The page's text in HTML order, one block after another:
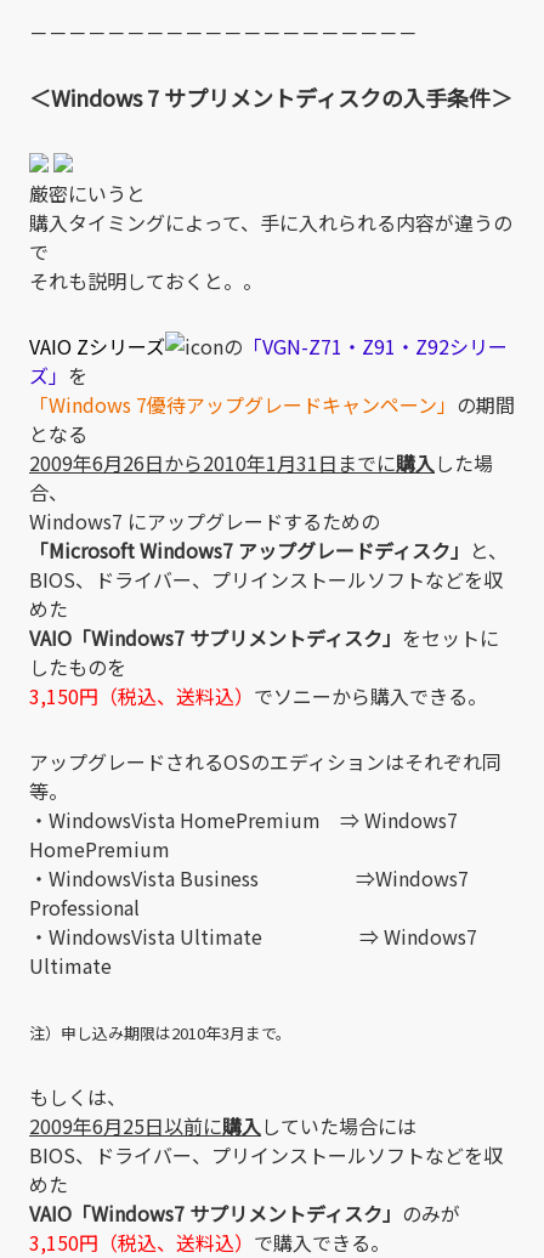
－－－－－－－－－－－－－－－－－－－－
＜Windows 7 サプリメントディスクの入手条件＞
厳密にいうと
購入タイミングによって、手に入れられる内容が違うの
で
それも説明しておくと。。
VAIO Zシリーズ の 「VGN-Z71・Z91・Z92シリー
ズ」 を
「Windows 7優待アップグレードキャンペーン」 の期間
となる
2009年6月26日から2010年1月31日までに購入 した場
合、
Windows7 にアップグレードするための
「Microsoft Windows7 アップグレードディスク」 と、
BIOS、ドライバー、プリインストールソフトなどを収
めた
VAIO「Windows7 サプリメントディスク」 をセットに
したものを
3,150円（税込、送料込） でソニーから購入できる。
アップグレードされるOSのエディションはそれぞれ同
等。
・WindowsVista HomePremium ⇒ Windows7
HomePremium
・WindowsVista Business ⇒Windows7
Professional
・WindowsVista Ultimate ⇒ Windows7
Ultimate
注）申し込み期限は2010年3月まで。
もしくは、
2009年6月25日以前に購入 していた場合には
BIOS、ドライバー、プリインストールソフトなどを収
めた
VAIO「Windows7 サプリメントディスク」 のみが
3,150円（税込、送料込） で購入できる。